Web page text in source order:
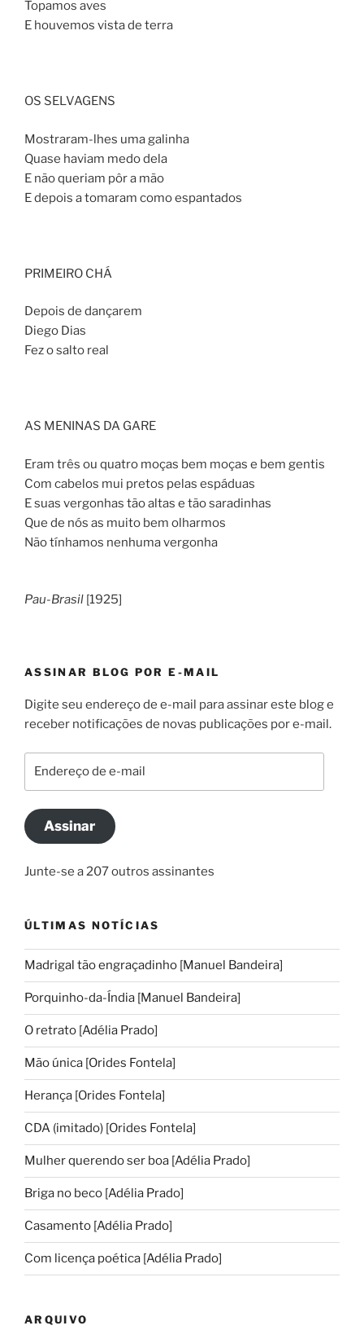
Topamos aves
E houvemos vista de terra
OS SELVAGENS
Mostraram-lhes uma galinha
Quase haviam medo dela
E não queriam pôr a mão
E depois a tomaram como espantados
PRIMEIRO CHÁ
Depois de dançarem
Diego Dias
Fez o salto real
AS MENINAS DA GARE
Eram três ou quatro moças bem moças e bem gentis
Com cabelos mui pretos pelas espáduas
E suas vergonhas tão altas e tão saradinhas
Que de nós as muito bem olharmos
Não tínhamos nenhuma vergonha
Pau-Brasil [1925]
ASSINAR BLOG POR E-MAIL
Digite seu endereço de e-mail para assinar este blog e
receber notificações de novas publicações por e-mail.
mailAssinar
Junte-se a 207 outros assinantes
ÚLTIMAS NOTÍCIAS
Madrigal tão engraçadinho [Manuel Bandeira]
Porquinho-da-Índia [Manuel Bandeira]
O retrato [Adélia Prado]
Mão única [Orides Fontela]
Herança [Orides Fontela]
CDA (imitado) [Orides Fontela]
Mulher querendo ser boa [Adélia Prado]
Briga no beco [Adélia Prado]
Casamento [Adélia Prado]
Com licença poética [Adélia Prado]
ARQUIVO